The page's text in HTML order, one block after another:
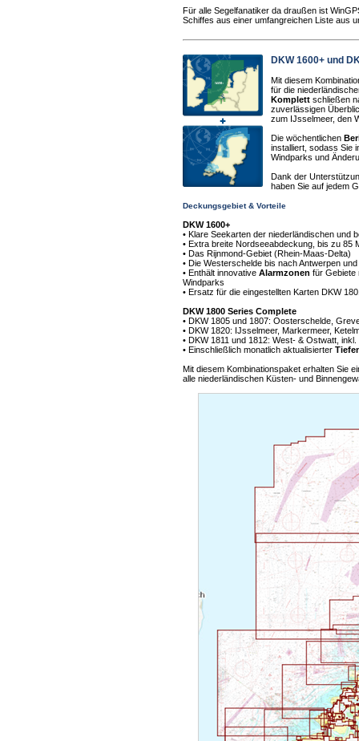
Für alle Segelfanatiker da draußen ist
Schiffes aus einer umfangreichen Liste aus
DKW 1600+ und
Mit diesem
für die
Komplettschließen
zuverlässigen
zum IJsselmeer, den
Die wöchentlichen
installiert, sodass Sie
Windparks und
Dank der
haben Sie auf jedem
Deckungsgebiet & Vorteile
DKW 1600+
• Klare Seekarten der niederländischen und
• Extra breite Nordseeabdeckung, bis zu 85
• Das Rijnmond-Gebiet (Rhein-Maas-Delta)
• Die Westerschelde bis nach Antwerpen
• Enthält innovative Alarmzonen für Gebiete
Windparks
• Ersatz für die eingestellten Karten DKW
DKW 1800 Series Complete
• DKW 1805 und 1807: Oosterschelde,
• DKW 1820: IJsselmeer, Markermeer,
• DKW 1811 und 1812: West- & Ostwatt,
• Einschließlich monatlich aktualisierter
Mit diesem Kombinationspaket erhalten Sie
alle niederländischen Küsten- und